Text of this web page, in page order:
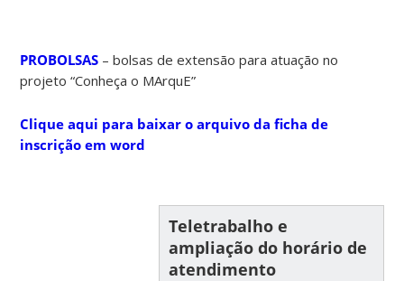
PROBOLSAS – bolsas de extensão para atuação no
projeto “Conheça o MArquE”
Clique aqui para baixar o arquivo da ficha de
inscrição em word
Teletrabalho e
ampliação do horário de
atendimento